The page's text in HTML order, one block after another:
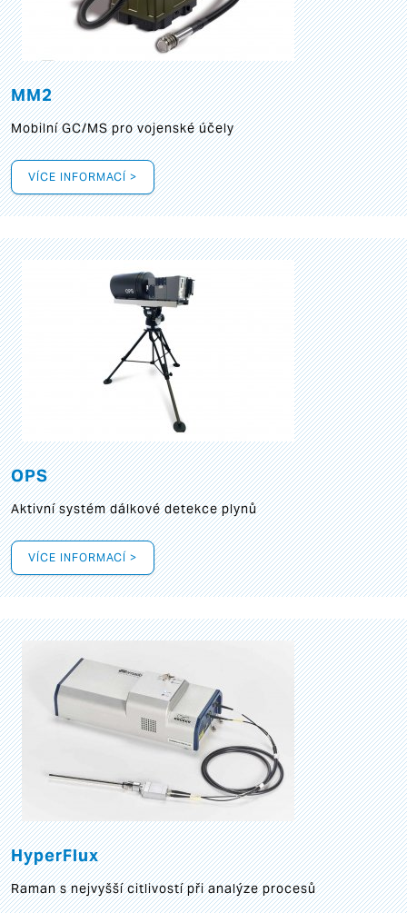
MM2
Mobilní GC/MS pro vojenské účely
VÍCE INFORMACÍ >
OPS
Aktivní systém dálkové detekce plynů
VÍCE INFORMACÍ >
HyperFlux
Raman s nejvyšší citlivostí při analýze procesů